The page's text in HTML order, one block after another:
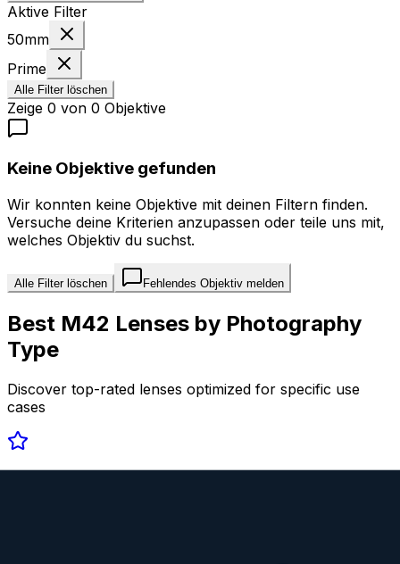
Aktive Filter
50mm
Prime
Alle Filter löschen
Zeige 0 von 0 Objektive
Keine Objektive gefunden
Wir konnten keine Objektive mit deinen Filtern finden.
Versuche deine Kriterien anzupassen oder teile uns mit,
welches Objektiv du suchst.
Alle Filter löschen Fehlendes Objektiv melden
Best M42 Lenses by Photography
Type
Discover top-rated lenses optimized for specific use
cases